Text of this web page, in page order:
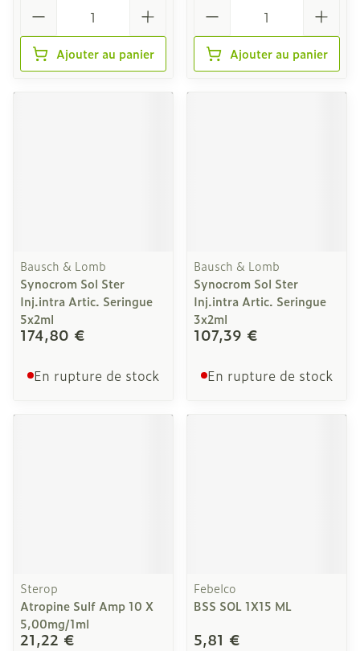
Ajouter au panier Ajouter au panier
Bausch & Lomb
Synocrom Sol Ster
Inj.intra Artic. Seringue
5x2ml
174,80 €
En rupture de stock
Bausch & Lomb
Synocrom Sol Ster
Inj.intra Artic. Seringue
3x2ml
107,39 €
En rupture de stock
Sterop
Atropine Sulf Amp 10 X
5,00mg/1ml
21,22 €
Febelco
BSS SOL 1X15 ML
5,81 €